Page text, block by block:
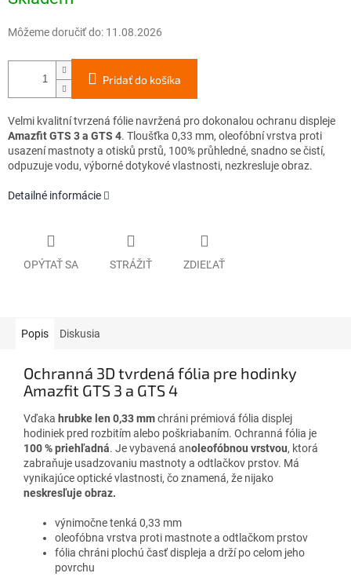
Môžeme doručiť do: 11.08.2026
Pridať do košíka
Velmi kvalitní tvrzená fólie navržená pro dokonalou ochranu displeje
Amazfit GTS 3 a GTS 4. Tloušťka 0,33 mm, oleofóbní vrstva proti
usazení mastnoty a otisků prstů, 100% průhledné, snadno se čistí,
odpuzuje vodu, výborné dotykové vlastnosti, nezkresluje obraz.
Detailné informácie
OPÝTAŤ SA STRÁŽIŤ ZDIEĽAŤ
Popis Diskusia
Ochranná 3D tvrdená fólia pre hodinky
Amazfit GTS 3 a GTS 4
Vďaka hrubke len 0,33 mmchráni prémiová fólia displej
hodiniek pred rozbitím alebo poškriabaním. Ochranná fólia je
100 % priehľadná. Je vybavená anoleofóbnou vrstvou, ktorá
zabraňuje usadzovaniu mastnoty a odtlačkov prstov. Má
vynikajúce optické vlastnosti, čo znamená, že nijako
neskresľuje obraz.
výnimočne tenká 0,33 mm
oleofóbna vrstva proti mastnote a odtlačkom prstov
fólia chráni plochú časť displeja a drží po celom jeho
povrchu